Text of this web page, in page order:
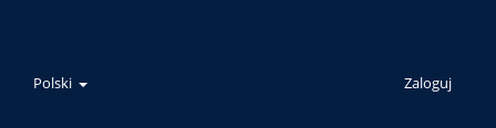
Polski Zaloguj